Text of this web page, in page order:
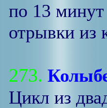
по 13
отрывки из
273.
Цикл из